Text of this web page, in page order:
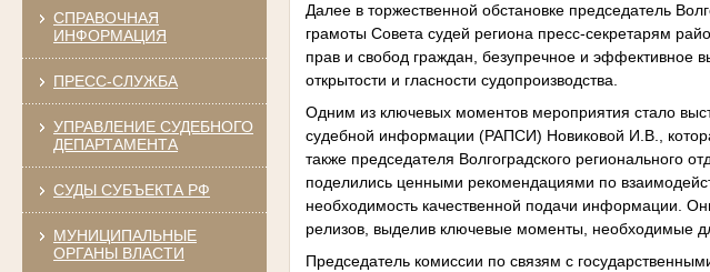
СПРАВОЧНАЯ
ИНФОРМАЦИЯ
ПРЕСС-СЛУЖБА
УПРАВЛЕНИЕ СУДЕБНОГО
ДЕПАРТАМЕНТА
СУДЫ СУБЪЕКТА РФ
МУНИЦИПАЛЬНЫЕ
ОРГАНЫ ВЛАСТИ
Далее в торжественной обстановке председатель
грамоты Совета судей региона пресс-секретарям
прав и свобод граждан, безупречное и эффективное
открытости и гласности судопроизводства.
Одним из ключевых моментов мероприятия стало
судебной информации (РАПСИ) Новиковой И.В.,
также председателя Волгоградского
поделились ценными рекомендациями по
необходимость качественной подачи информации.
релизов, выделив ключевые моменты, необходимые
Председатель комиссии по связям с